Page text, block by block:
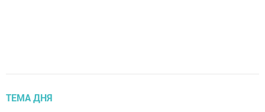
ТЕМА ДНЯ